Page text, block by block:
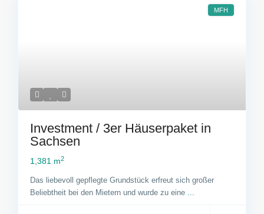
MFH
Investment / 3er Häuserpaket in
Sachsen
1,381 m2
Das liebevoll gepflegte Grundstück erfreut sich großer
Beliebtheit bei den Mietern und wurde zu eine ...